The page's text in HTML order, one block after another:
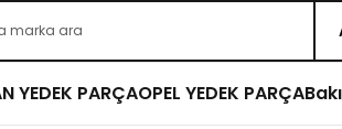
YEDEK PARÇAOPEL YEDEK PARÇA